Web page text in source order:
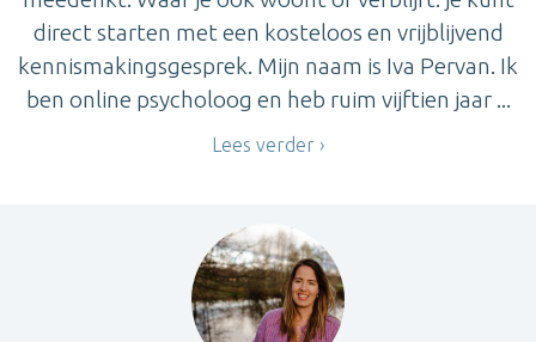
direct starten met een kosteloos en vrijblijvend
kennismakingsgesprek. Mijn naam is Iva Pervan. Ik
ben online psycholoog en heb ruim vijftien jaar ...
Lees verder